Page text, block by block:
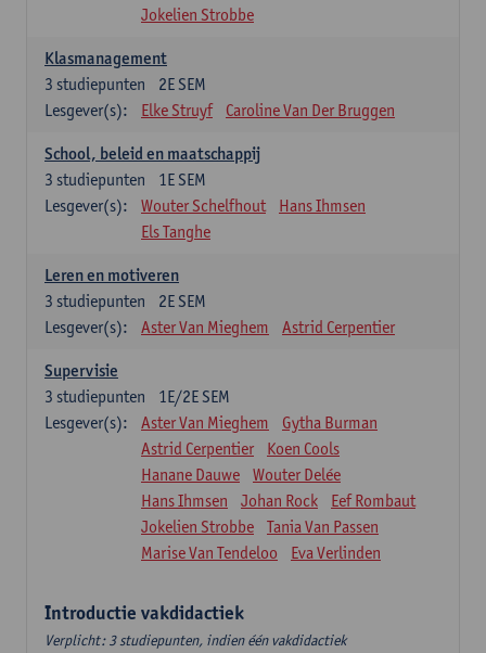
Jokelien Strobbe
Klasmanagement
2E SEM
3 studiepunten
Lesgever(s):
Elke Struyf Caroline Van Der Bruggen
School, beleid en maatschappij
1E SEM
3 studiepunten
Lesgever(s):
Wouter Schelfhout
Hans Ihmsen
Els Tanghe
Leren en motiveren
2E SEM
3 studiepunten
Lesgever(s):
Aster Van Mieghem Astrid Cerpentier
Supervisie
1E/2E SEM
3 studiepunten
Lesgever(s):
Aster Van Mieghem
Gytha Burman
Astrid Cerpentier
Koen Cools
Hanane Dauwe
Wouter Delée
Hans Ihmsen
Johan Rock
Eef Rombaut
Jokelien Strobbe
Tania Van Passen
Marise Van Tendeloo
Eva Verlinden
Introductie vakdidactiek
Verplicht: 3 studiepunten, indien één vakdidactiek